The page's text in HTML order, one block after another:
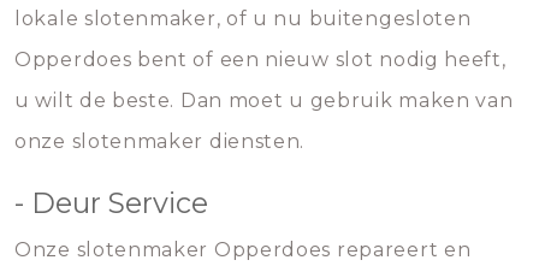
lokale slotenmaker, of u nu buitengesloten
Opperdoes bent of een nieuw slot nodig heeft,
u wilt de beste. Dan moet u gebruik maken van
onze slotenmaker diensten.
- Deur Service
Onze slotenmaker Opperdoes repareert en